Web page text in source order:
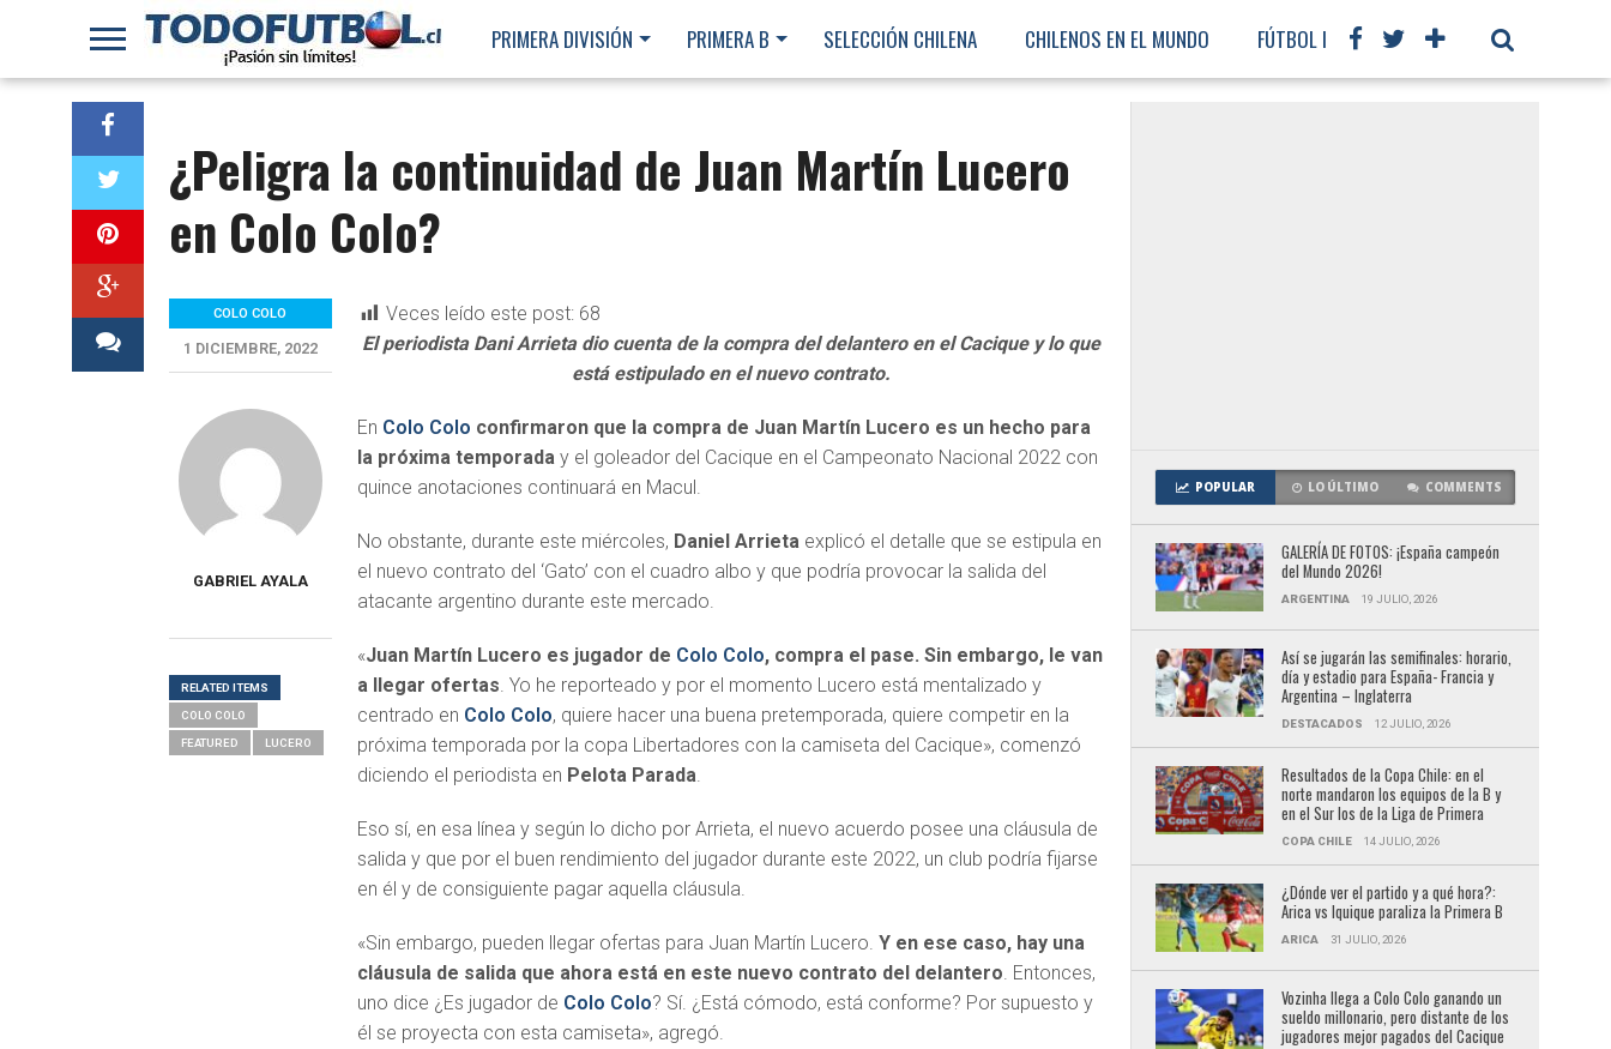
PRIMERA DIVISIÓN PRIMERA B SELECCIÓN CHILENA CHILENOS EN EL MUNDO FÚTBOL INTERNACIONAL
¿Peligra la continuidad de Juan Martín Lucero
en Colo Colo?
Veces leído este post: 68
El periodista Dani Arrieta dio cuenta de la compra del delantero en el Cacique y lo que
está estipulado en el nuevo contrato.
En Colo Colo confirmaron que la compra de Juan Martín Lucero es un hecho para
la próxima temporada y el goleador del Cacique en el Campeonato Nacional 2022 con
quince anotaciones continuará en Macul.
No obstante, durante este miércoles, Daniel Arrieta explicó el detalle que se estipula en
el nuevo contrato del ‘Gato’ con el cuadro albo y que podría provocar la salida del
atacante argentino durante este mercado.
«Juan Martín Lucero es jugador de Colo Colo, compra el pase. Sin embargo, le van
a llegar ofertas. Yo he reporteado y por el momento Lucero está mentalizado y
centrado en Colo Colo, quiere hacer una buena pretemporada, quiere competir en la
próxima temporada por la copa Libertadores con la camiseta del Cacique», comenzó
diciendo el periodista en Pelota Parada.
Eso sí, en esa línea y según lo dicho por Arrieta, el nuevo acuerdo posee una cláusula de
salida y que por el buen rendimiento del jugador durante este 2022, un club podría fijarse
en él y de consiguiente pagar aquella cláusula.
«Sin embargo, pueden llegar ofertas para Juan Martín Lucero.Y en ese caso, hay una
cláusula de salida que ahora está en este nuevo contrato del delantero. Entonces,
uno dice ¿Es jugador de Colo Colo? Sí. ¿Está cómodo, está conforme? Por supuesto y
él se proyecta con esta camiseta», agregó.
COLO COLO
1 DICIEMBRE, 2022
GABRIEL AYALA
RELATED ITEMS
COLO COLO
FEATURED LUCERO
POPULAR LO ÚLTIMO COMMENTS
GALERÍA DE FOTOS: ¡España campeón
del Mundo 2026!
ARGENTINA 19 JULIO, 2026
Así se jugarán las semifinales: horario,
día y estadio para España- Francia y
Argentina – Inglaterra
DESTACADOS 12 JULIO, 2026
Resultados de la Copa Chile: en el
norte mandaron los equipos de la B y
en el Sur los de la Liga de Primera
COPA CHILE 14 JULIO, 2026
¿Dónde ver el partido y a qué hora?:
Arica vs Iquique paraliza la Primera B
ARICA 31 JULIO, 2026
Vozinha llega a Colo Colo ganando un
sueldo millonario, pero distante de los
jugadores mejor pagados del Cacique